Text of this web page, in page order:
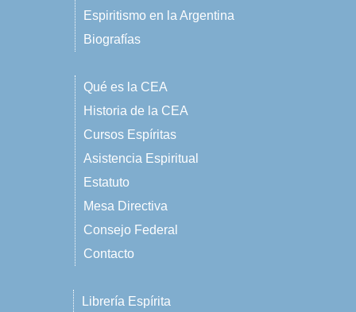
Espiritismo en la Argentina
Biografías
Qué es la CEA
Historia de la CEA
Cursos Espíritas
Asistencia Espiritual
Estatuto
Mesa Directiva
Consejo Federal
Contacto
Librería Espírita